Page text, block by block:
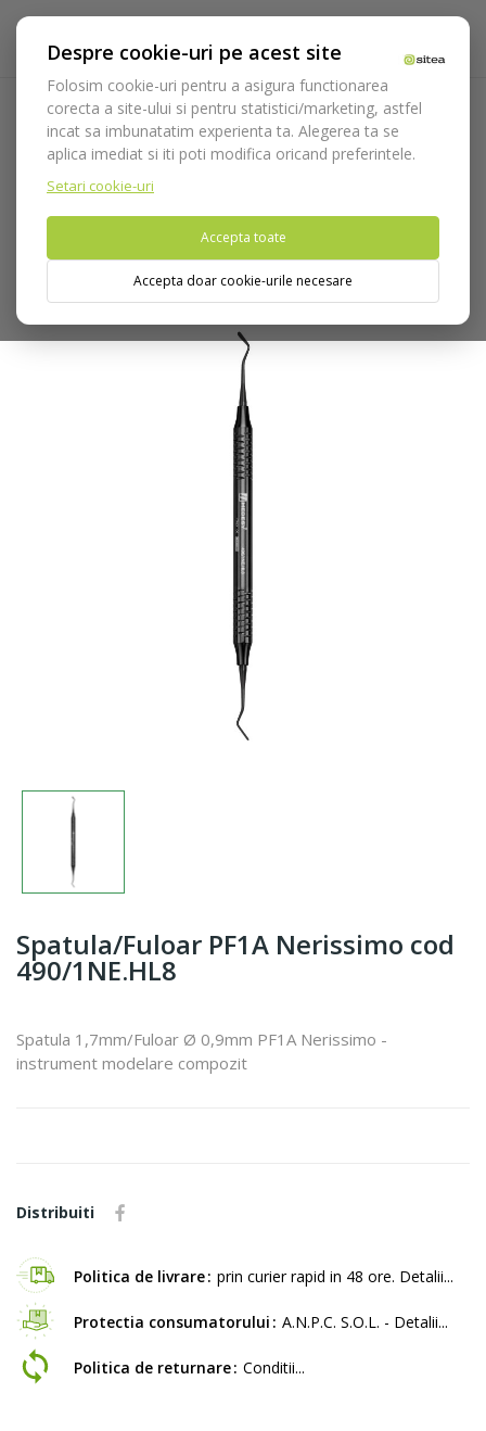
Despre cookie-uri pe acest site
Folosim cookie-uri pentru a asigura functionarea
corecta a site-ului si pentru statistici/marketing, astfel
incat sa imbunatatim experienta ta. Alegerea ta se
aplica imediat si iti poti modifica oricand preferintele.
Setari cookie-uri
Accepta toate
Accepta doar cookie-urile necesare
Acasa Instrumentar
Diagnostic, parodontologie si
restaurare
Gama Nerissimo
Spatula/Fuloar PF1A
Nerissimo cod 490/1NE.HL8
Nu puteti plasa comenzi din tara din care accesati website-ul
(United States).
Spatula/Fuloar PF1A Nerissimo cod
490/1NE.HL8
Spatula 1,7mm/Fuloar Ø 0,9mm PF1A Nerissimo -
instrument modelare compozit
Distribuiti
Politica de livrare prin curier rapid in 48 ore. Detalii...
Protectia consumatorului A.N.P.C. S.O.L. - Detalii...
Politica de returnare Conditii...